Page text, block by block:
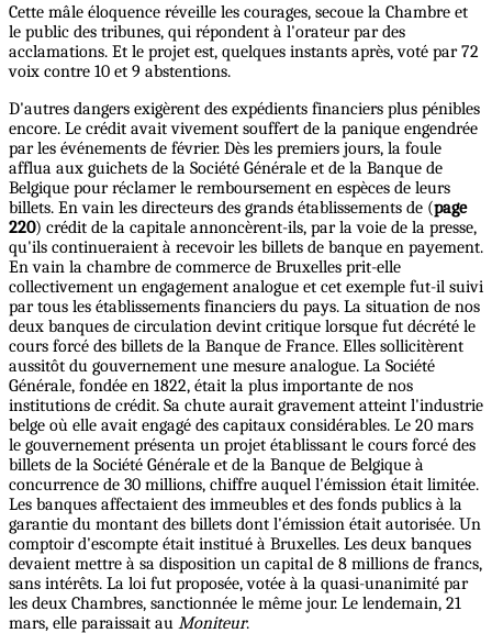
Cette mâle éloquence réveille les courages, secoue la Chambre et
le public des tribunes, qui répondent à l'orateur par des
acclamations. Et le projet est, quelques instants après, voté par 72
voix contre 10 et 9 abstentions.
D'autres dangers exigèrent des expédients financiers plus pénibles
encore. Le crédit avait vivement souffert de la panique engendrée
par les événements de février. Dès les premiers jours, la foule
afflua aux guichets de la Société Générale et de la Banque de
Belgique pour réclamer le remboursement en espèces de leurs
billets. En vain les directeurs des grands établissements de (page
220) crédit de la capitale annoncèrent-ils, par la voie de la presse,
qu'ils continueraient à recevoir les billets de banque en payement.
En vain la chambre de commerce de Bruxelles prit-elle
collectivement un engagement analogue et cet exemple fut-il suivi
par tous les établissements financiers du pays. La situation de nos
deux banques de circulation devint critique lorsque fut décrété le
cours forcé des billets de la Banque de France. Elles sollicitèrent
aussitôt du gouvernement une mesure analogue. La Société
Générale, fondée en 1822, était la plus importante de nos
institutions de crédit. Sa chute aurait gravement atteint l'industrie
belge où elle avait engagé des capitaux considérables. Le 20 mars
le gouvernement présenta un projet établissant le cours forcé des
billets de la Société Générale et de la Banque de Belgique à
concurrence de 30 millions, chiffre auquel l'émission était limitée.
Les banques affectaient des immeubles et des fonds publics à la
garantie du montant des billets dont l'émission était autorisée. Un
comptoir d'escompte était institué à Bruxelles. Les deux banques
devaient mettre à sa disposition un capital de 8 millions de francs,
sans intérêts. La loi fut proposée, votée à la quasi-unanimité par
les deux Chambres, sanctionnée le même jour. Le lendemain, 21
mars, elle paraissait au Moniteur.